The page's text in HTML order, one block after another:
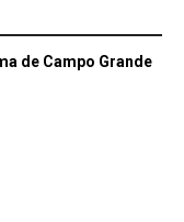
de Campo Grande